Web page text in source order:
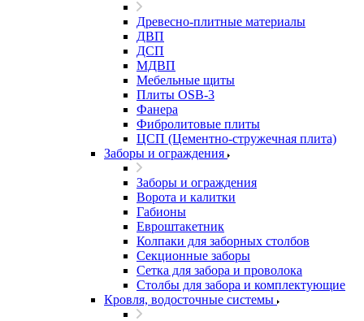
Древесно-плитные материалы
ДВП
ДСП
МДВП
Мебельные щиты
Плиты OSB-3
Фанера
Фибролитовые плиты
ЦСП (Цементно-стружечная плита)
Заборы и ограждения
Заборы и ограждения
Ворота и калитки
Габионы
Евроштакетник
Колпаки для заборных столбов
Секционные заборы
Сетка для забора и проволока
Столбы для забора и комплектующие
Кровля, водосточные системы